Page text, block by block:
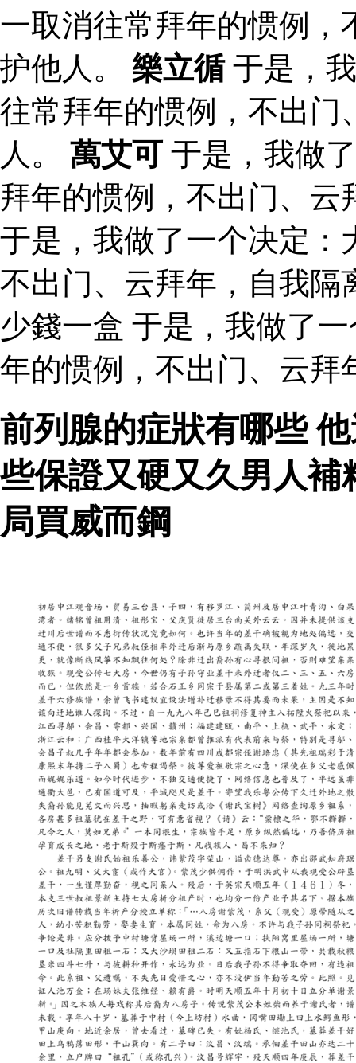
一取消往常拜年的惯例，
护他人。 樂立循于是，
往常拜年的惯例，不出门
人。 萬艾可于是，我做
拜年的惯例，不出门、
于是，我做了一个决定：
不出门、云拜年，自我隔
少錢一盒 于是，我做了
年的惯例，不出门、云拜
前列腺的症狀有哪些
些保證又硬又久男人
局買威而鋼